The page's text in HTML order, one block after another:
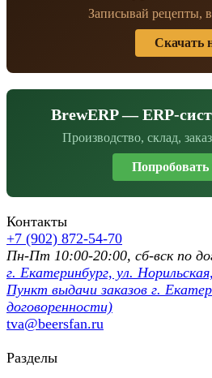
Записывай рецепты,
Скачать
BrewERP — ERP-
Производство, склад,
Попробовать
Контакты
+7 (902) 872-54-70
Пн-Пт 10:00-20:00, сб-вск по
г. Екатеринбург, ул.
Пункт выдачи заказов г.
договоренности)
tva@beersfan.ru
Разделы